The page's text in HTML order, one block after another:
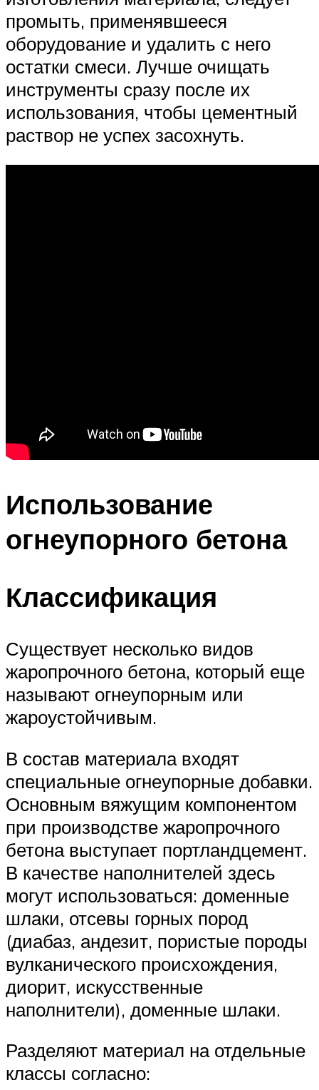
промыть, применявшееся
оборудование и удалить с него
остатки смеси. Лучше очищать
инструменты сразу после их
использования, чтобы цементный
раствор не успех засохнуть.
Использование
огнеупорного бетона
Классификация
Существует несколько видов
жаропрочного бетона, который еще
называют огнеупорным или
жароустойчивым.
В состав материала входят
специальные огнеупорные добавки.
Основным вяжущим компонентом
при производстве жаропрочного
бетона выступает портландцемент.
В качестве наполнителей здесь
могут использоваться: доменные
шлаки, отсевы горных пород
(диабаз, андезит, пористые породы
вулканического происхождения,
диорит, искусственные
наполнители), доменные шлаки.
Разделяют материал на отдельные
классы согласно: